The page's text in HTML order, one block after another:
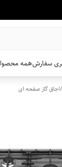
سفارشهمه
/اجاق گاز صفحه ای